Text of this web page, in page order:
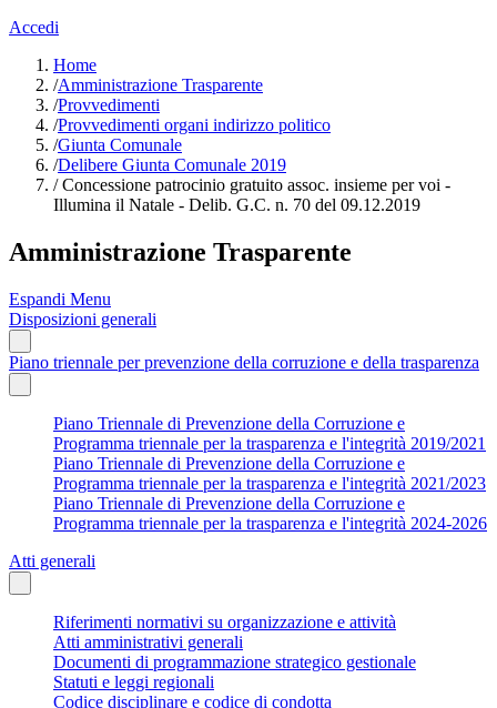
Accedi
Home
/Amministrazione Trasparente
/Provvedimenti
/Provvedimenti organi indirizzo politico
/Giunta Comunale
/Delibere Giunta Comunale 2019
/Concessione patrocinio gratuito assoc. insieme per voi -
Illumina il Natale - Delib. G.C. n. 70 del 09.12.2019
Amministrazione Trasparente
Espandi Menu
Disposizioni generali
Piano triennale per prevenzione della corruzione e della trasparenza
Piano Triennale di Prevenzione della Corruzione e
Programma triennale per la trasparenza e l'integrità 2019/2021
Piano Triennale di Prevenzione della Corruzione e
Programma triennale per la trasparenza e l'integrità 2021/2023
Piano Triennale di Prevenzione della Corruzione e
Programma triennale per la trasparenza e l'integrità 2024-2026
Atti generali
Riferimenti normativi su organizzazione e attività
Atti amministrativi generali
Documenti di programmazione strategico gestionale
Statuti e leggi regionali
Codice disciplinare e codice di condotta